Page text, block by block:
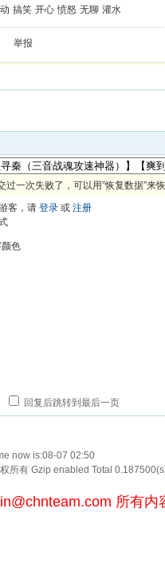
搞笑 开心 愤怒 无聊 灌水
举报
过一次失败了，可以用”恢复数据”来
客，请 登录 或 注册
色
回复后跳转到最后一页
now is:08-07 02:50
所有 Gzip enabled Total
所有内